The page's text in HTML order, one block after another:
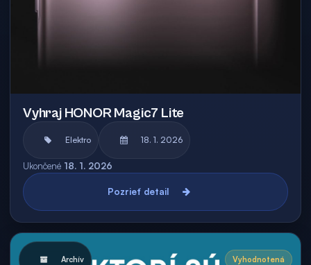
Vyhraj HONOR Magic7 Lite
Elektro 18. 1. 2026
Ukončené 18. 1. 2026
Pozrieť detail
Archív Vyhodnotená